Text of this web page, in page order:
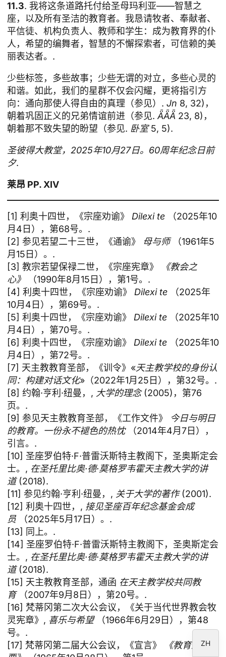
11.3. 我将这条道路托付给圣母玛利亚——智慧之
座，以及所有圣洁的教育者。我恳请牧者、奉献者、
平信徒、机构负责人、教师和学生：成为教育界的仆
人，希望的编舞者，智慧的不懈探索者，可信赖的美
丽表达者。.
少些标签，多些故事；少些无谓的对立，多些心灵的
和谐。如此，我们的星群不仅会闪耀，更将指引方
向：通向那使人得自由的真理（参见）. Jn 8, 32)，
朝着巩固正义的兄弟情谊前进（参见.ǞǞǞ 23, 8)，
朝着那不致失望的盼望（参见. 卧室5, 5).
圣彼得大教堂，2025年10月27日。60周年纪念日前
夕.
莱昂 PP. XIV
[1] 利奥十四世，《宗座劝谕》 Dilexi te （2025年10
月4日），第68号。.
[2] 参见若望二十三世，《通谕》 母与师（1961年5
月15日）。.
[3] 教宗若望保禄二世，《宗座宪章》
《教会之
心》
（1990年8月15日），第1号。.
[4] 利奥十四世，《宗座劝谕》 Dilexi te （2025年
10月4日），第69号。.
[5] 利奥十四世，《宗座劝谕》 Dilexi te （2025年10
月4日），第70号。.
[6] 利奥十四世，《宗座劝谕》 Dilexi te （2025年10
月4日），第72号。.
[7] 天主教教育圣部，《训令》«天主教学校的身份认
同：构建对话文化»（2022年1月25日），第32号。.
[8] 约翰·亨利·纽曼，, 大学的理念(2005)，第76
页。.
[9] 参见天主教教育圣部，《工作文件》
今日与明日
的教育。一份永不褪色的热忱（2014年4月7日），
引言。.
[10] 圣座罗伯特·F·普雷沃斯特主教阁下，圣奥斯定会
士。, 在圣托里比奥·德·莫格罗韦霍天主教大学的讲
道(2018).
[11] 参见约翰·亨利·纽曼，, 关于大学的著作(2001).
[12] 利奥十四世，, 接见圣座百年纪念基金会成
员 （2025年5月17日）。.
[13] 同上。.
[14] 圣座罗伯特·F·普雷沃斯特主教阁下，圣奥斯定会
士。, 在圣托里比奥·德·莫格罗韦霍天主教大学的讲
道(2018).
[15] 天主教教育圣部，通函 在天主教学校共同教
育（2007年9月8日），第20号。.
[16] 梵蒂冈第二次大公会议，《关于当代世界教会牧
灵宪章》, 喜乐与希望（1966年6月29日），第48
号。.
[17] 梵蒂冈第二届大公会议，《宣言》
《教育至
ZH
ES
EN
DE
PT
JA